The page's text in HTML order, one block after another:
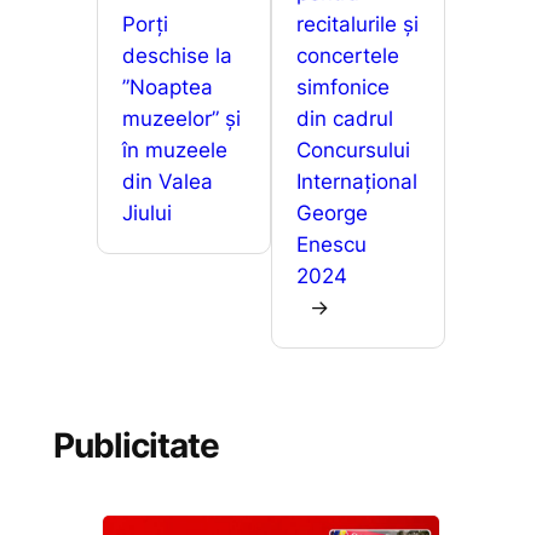
Porți
deschise la
”Noaptea
muzeelor” și
în muzeele
din Valea
Jiului
recitalurile și
concertele
simfonice
din cadrul
Concursului
Internațional
George
Enescu
2024
→
Publicitate